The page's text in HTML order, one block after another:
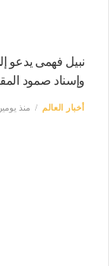
نبيل فهمى يدعو
وإسناد صمود
أخبار العالم منذ